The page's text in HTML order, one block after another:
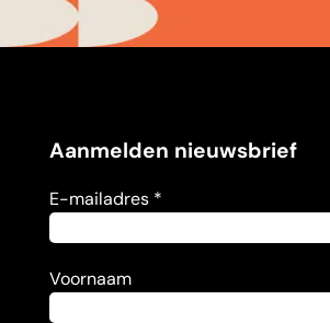
Aanmelden nieuwsbrief
E-mailadres *
Voornaam